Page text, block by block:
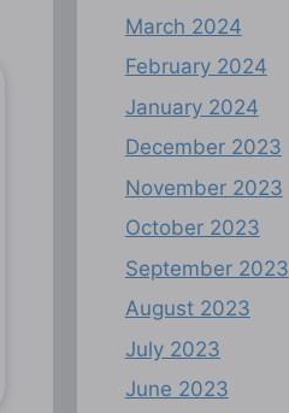
March 2024
February 2024
January 2024
December 2023
November 2023
October 2023
September 2023
August 2023
July 2023
June 2023